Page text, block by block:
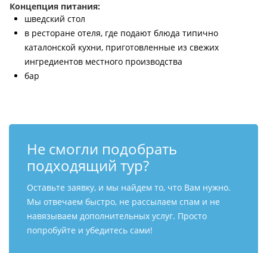
Концепция питания:
шведский стол
в ресторане отеля, где подают блюда типично
каталонской кухни, приготовленные из свежих
ингредиентов местного производства
бар
Не смогли подобрать
подходящий тур?
Оставьте заявку, и мы найдем то, что Вам нужно.
Мы отвечаем быстро, не рассылаем спам и не
навязываем дополнительных услуг. Просто
попробуйте и убедитесь сами!